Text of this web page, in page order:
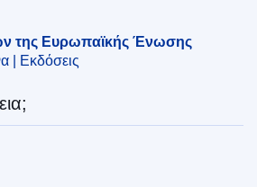
INIT
6441-11f1-9b18-01aa75ed71a1
της Ευρωπαϊκής Ένωσης
| Εκδόσεις